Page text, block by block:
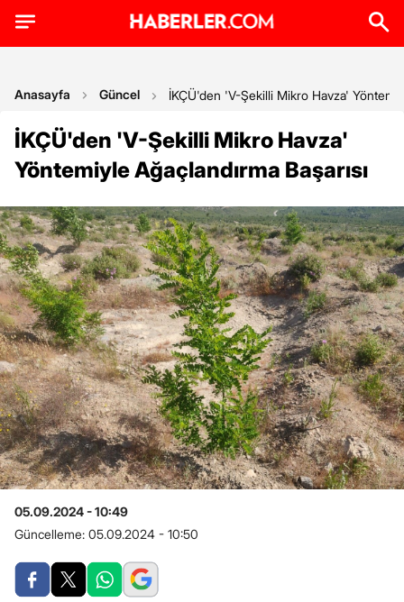
Anasayfa Güncel İKÇÜ'den 'V-Şekilli Mikro Havza'
İKÇÜ'den 'V-Şekilli Mikro Havza'
Yöntemiyle Ağaçlandırma Başarısı
05.09.2024 - 10:49
Güncelleme: 05.09.2024 - 10:50